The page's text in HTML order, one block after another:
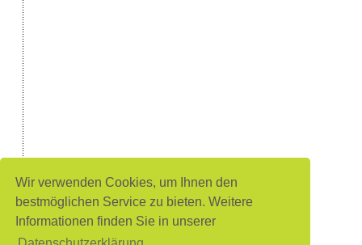
Wir verwenden Cookies, um Ihnen den
bestmöglichen Service zu bieten. Weitere
Informationen finden Sie in unserer